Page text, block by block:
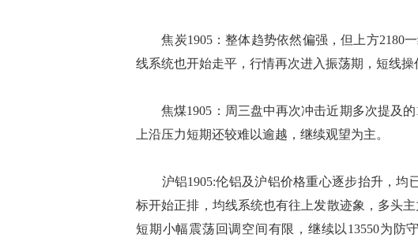
焦炭1905：整体趋势依然偏强，但上方2180
线系统也开始走平，行情再次进入振荡期，短线操
焦煤1905：周三盘中再次冲击近期多次提及的
上沿压力短期还较难以逾越，继续观望为主。
沪铝1905:伦铝及沪铝价格重心逐步抬升，均
标开始正排，均线系统也有往上发散迹象，多头
短期小幅震荡回调空间有限，继续以13550为防